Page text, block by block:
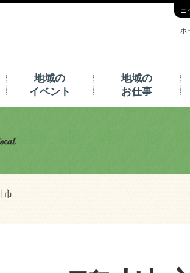
ニ
ホ
地域の
イベント
地域の
お仕事
市